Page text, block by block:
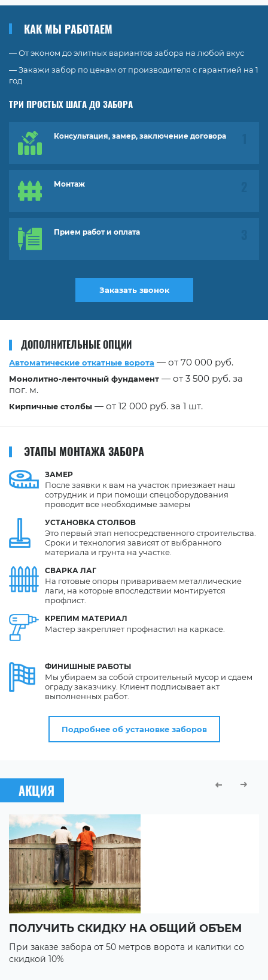
КАК МЫ РАБОТАЕМ
— От эконом до элитных вариантов забора на любой вкус
— Закажи забор по ценам от производителя с гарантией на 1
год
ТРИ ПРОСТЫХ ШАГА ДО ЗАБОРА
Консультация, замер, заключение договора
Монтаж
Прием работ и оплата
Заказать звонок
ДОПОЛНИТЕЛЬНЫЕ ОПЦИИ
Автоматические откатные ворота — от 70 000 руб.
Монолитно-ленточный фундамент — от 3 500 руб. за
пог. м.
Кирпичные столбы — от 12 000 руб. за 1 шт.
ЭТАПЫ МОНТАЖА ЗАБОРА
ЗАМЕР
УСТАНОВКА СТОЛБОВ
СВАРКА ЛАГ
КРЕПИМ МАТЕРИАЛ
ФИНИШНЫЕ РАБОТЫ
После заявки к вам на участок приезжает наш
сотрудник и при помощи спецоборудования
проводит все необходимые замеры
Это первый этап непосредственного строительства.
Сроки и технология зависят от выбранного
материала и грунта на участке.
На готовые опоры привариваем металлические
лаги, на которые впоследствии монтируется
профлист.
Мастер закрепляет профнастил на каркасе.
Мы убираем за собой строительный мусор и сдаем
ограду заказчику. Клиент подписывает акт
выполненных работ.
Подробнее об установке заборов
АКЦИЯ
ПОЛУЧИТЬ СКИДКУ НА ОБЩИЙ ОБЪЕМ
При заказе забора от 50 метров ворота и калитки со
скидкой 10%